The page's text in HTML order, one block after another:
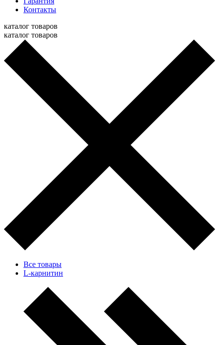
Контакты
каталог товаров
каталог товаров
Все товары
L-карнитин